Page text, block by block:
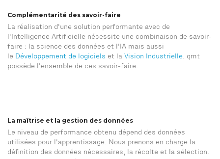
Complémentarité des savoir-faire
La réalisation d'une solution performante avec de
l'Intelligence Artificielle nécessite une combinaison de savoir-
faire : la science des données et l'IA mais aussi
le Développement de logiciels et la Vision Industrielle. qmt
possède l'ensemble de ces savoir-faire.
La maîtrise et la gestion des données
Le niveau de performance obtenu dépend des données
utilisées pour l'apprentissage. Nous prenons en charge la
définition des données nécessaires, la récolte et la sélection.